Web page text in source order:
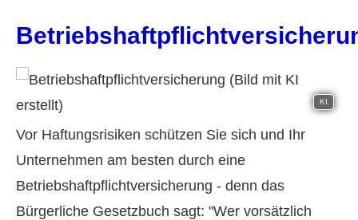
KI
Vor Haftungsrisiken schützen Sie sich und Ihr
Unternehmen am besten durch eine
Betriebshaftpflichtversicherung - denn das
Bürgerliche Gesetzbuch sagt: "Wer vorsätzlich